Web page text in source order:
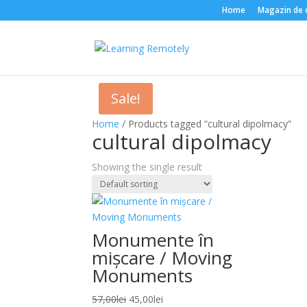
Home Magazin de
Home / Products tagged “cultural dipolmacy”
cultural dipolmacy
Showing the single result
Sale!
Monumente în
mișcare / Moving
Monuments
57,00lei Original
45,00lei